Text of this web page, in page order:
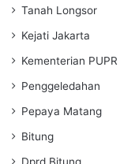
Tanah Longsor
Kejati Jakarta
Kementerian PUPR
Penggeledahan
Pepaya Matang
Bitung
Dprd Bitung